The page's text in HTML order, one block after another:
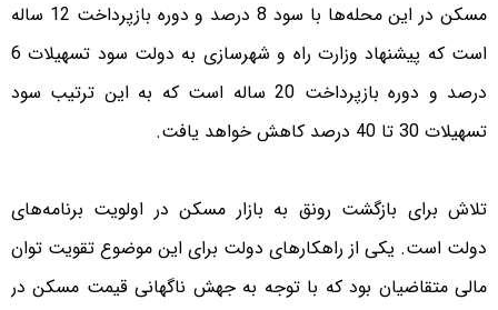
مسکن در این محله‌ها با سود 8 درصد و دوره بازپرداخت 12 ساله
است که پیشنهاد وزارت راه و شهرسازی به دولت سود تسهیلات 6
درصد و دوره بازپرداخت 20 ساله است که به این ترتیب سود
تسهیلات 30 تا 40 درصد کاهش خواهد یافت.
تلاش برای بازگشت رونق به بازار مسکن در اولویت برنامه‌های
دولت است. یکی از راهکارهای دولت برای این موضوع تقویت توان
مالی متقاضیان بود که با توجه به جهش ناگهانی قیمت مسکن در